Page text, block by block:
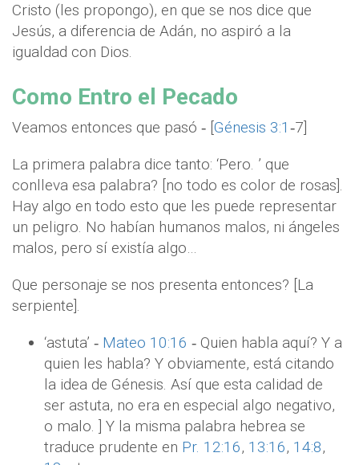
Cristo (les propongo), en que se nos dice que
Jesús, a diferencia de Adán, no aspiró a la
igualdad con Dios.
Como Entro el Pecado
Veamos entonces que pasó ‐ [Génesis 3:1 ‐7]
La primera palabra dice tanto: ‘Pero. ’ que
conlleva esa palabra? [no todo es color de rosas].
Hay algo en todo esto que les puede representar
un peligro. No habían humanos malos, ni ángeles
malos, pero sí existía algo…
Que personaje se nos presenta entonces? [La
serpiente].
‘astuta’ ‐ Mateo 10:16 ‐ Quien habla aquí? Y a
quien les habla? Y obviamente, está citando
la idea de Génesis. Así que esta calidad de
ser astuta, no era en especial algo negativo,
o malo. ] Y la misma palabra hebrea se
traduce prudente en Pr. 12:16, 13:16, 14:8,